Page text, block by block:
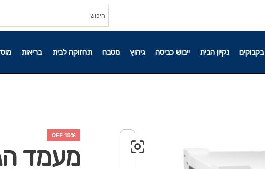
בקבוקים נקיון הבית ייבוש כביסה גיהוץ מטבח תחזוקה לבית בריאות
15% OFF